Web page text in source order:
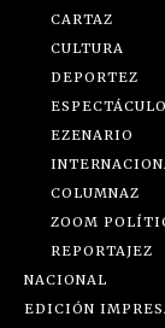
CARTAZ
CULTURA
DEPORTEZ
EZENARIO
COLUMNAZ
ZOOM
REPORTAJEZ
NACIONAL
EDICIÓN